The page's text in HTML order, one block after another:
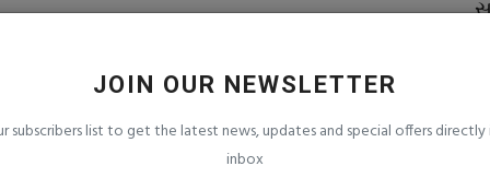
JOIN OUR NEWSLETTER
subscribers list to get the latest news, updates and special offers directly
inbox
ટેરિફની રમતથી અમેરીકાને જ ભારે નુકશાન
saurashtrabhoomi Aug 6, 2026 0